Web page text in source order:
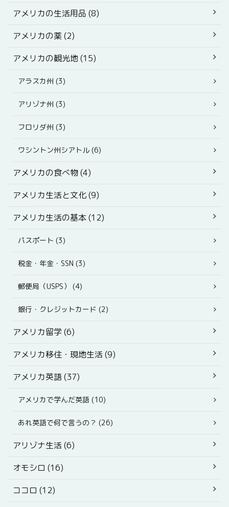
アメリカの生活用品 (8)
アメリカの薬 (2)
アメリカの観光地 (15)
アラスカ州 (3)
アリゾナ州 (3)
フロリダ州 (3)
ワシントン州シアトル (6)
アメリカの食べ物 (4)
アメリカ生活と文化 (9)
アメリカ生活の基本 (12)
パスポート (3)
税金・年金・SSN (3)
郵便局（USPS） (4)
銀行・クレジットカード (2)
アメリカ留学 (6)
アメリカ移住・現地生活 (9)
アメリカ英語 (37)
アメリカで学んだ英語 (10)
あれ英語で何で言うの？ (26)
アリゾナ生活 (6)
オモシロ (16)
ココロ (12)